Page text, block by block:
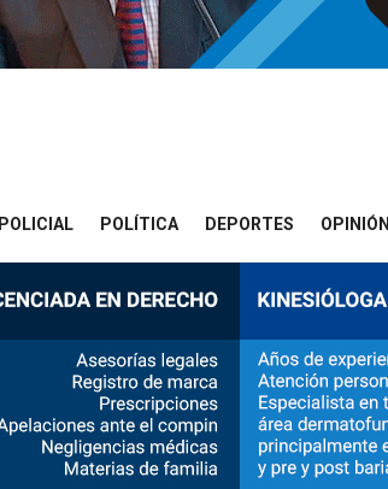
POLICIAL POLÍTICA DEPORTES OPINIÓN